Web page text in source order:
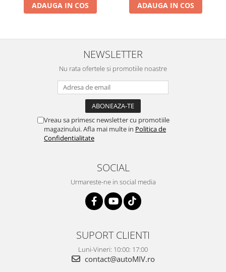
ADAUGA IN COS ADAUGA IN COS
NEWSLETTER
Nu rata ofertele si promotiile noastre
Vreau sa primesc newsletter cu promotiile
magazinului. Afla mai multe in Politica de
Confidentialitate
SOCIAL
Urmareste-ne in social media
SUPORT CLIENTI
Luni-Vineri: 10:00: 17:00
contact@autoMIV.ro